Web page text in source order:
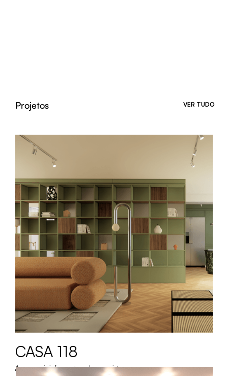
Projetos VER TUDO
Acesse mais informações sobre o projeto.
CASA 118